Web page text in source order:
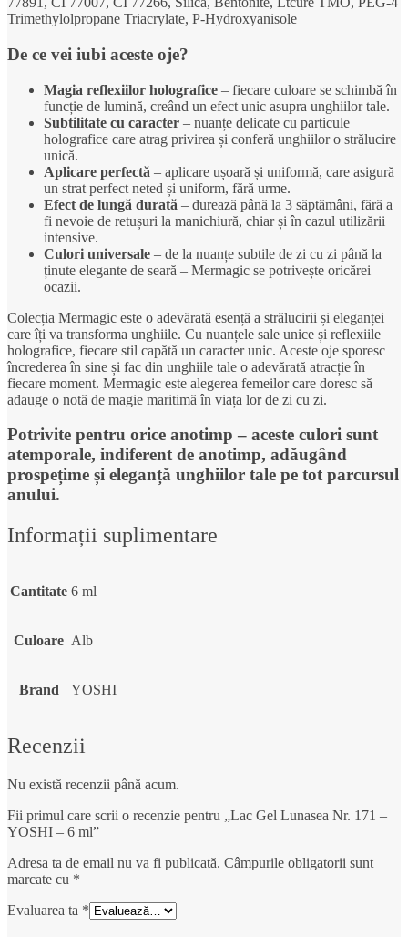
Trimethylolpropane Triacrylate, P-Hydroxyanisole
De ce vei iubi aceste oje?
Magia reflexiilor holografice – fiecare culoare se schimbă în
funcție de lumină, creând un efect unic asupra unghiilor tale.
Subtilitate cu caracter – nuanțe delicate cu particule
holografice care atrag privirea și conferă unghiilor o strălucire
unică.
Aplicare perfectă – aplicare ușoară și uniformă, care asigură
un strat perfect neted și uniform, fără urme.
Efect de lungă durată – durează până la 3 săptămâni, fără a
fi nevoie de retușuri la manichiură, chiar și în cazul utilizării
intensive.
Culori universale – de la nuanțe subtile de zi cu zi până la
ținute elegante de seară – Mermagic se potrivește oricărei
ocazii.
Colecția Mermagic este o adevărată esență a strălucirii și eleganței
care îți va transforma unghiile. Cu nuanțele sale unice și reflexiile
holografice, fiecare stil capătă un caracter unic. Aceste oje sporesc
încrederea în sine și fac din unghiile tale o adevărată atracție în
fiecare moment. Mermagic este alegerea femeilor care doresc să
adauge o notă de magie maritimă în viața lor de zi cu zi.
Potrivite pentru orice anotimp – aceste culori sunt
atemporale, indiferent de anotimp, adăugând
prospețime și eleganță unghiilor tale pe tot parcursul
anului.
Informații suplimentare
Cantitate 6 ml
Culoare Alb
Brand YOSHI
Recenzii
Nu există recenzii până acum.
Fii primul care scrii o recenzie pentru „Lac Gel Lunasea Nr. 171 –
YOSHI – 6 ml”
Adresa ta de email nu va fi publicată. Câmpurile obligatorii sunt
marcate cu *
Evaluarea ta *